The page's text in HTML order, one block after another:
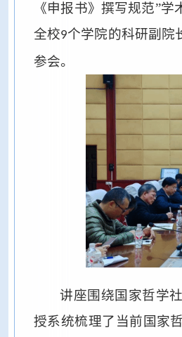
《申报书》撰写规范”
全校9个学院的科研副院
参会。
讲座围绕国家哲学
授系统梳理了当前国家